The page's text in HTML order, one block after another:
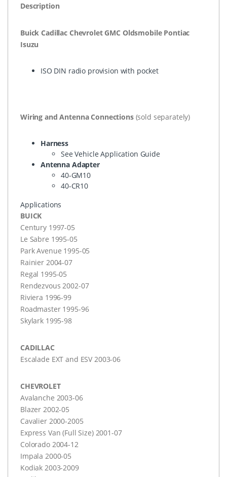
Description
Buick Cadillac Chevrolet GMC Oldsmobile Pontiac
Isuzu
ISO DIN radio provision with pocket
Wiring and Antenna Connections(sold separately)
Harness
See Vehicle Application Guide
Antenna Adapter
40-GM10
40-CR10
Applications
BUICK
Century 1997-05
Le Sabre 1995-05
Park Avenue 1995-05
Rainier 2004-07
Regal 1995-05
Rendezvous 2002-07
Riviera 1996-99
Roadmaster 1995-96
Skylark 1995-98
CADILLAC
Escalade EXT and ESV 2003-06
CHEVROLET
Avalanche 2003-06
Blazer 2002-05
Cavalier 2000-2005
Express Van (Full Size) 2001-07
Colorado 2004-12
Impala 2000-05
Kodiak 2003-2009